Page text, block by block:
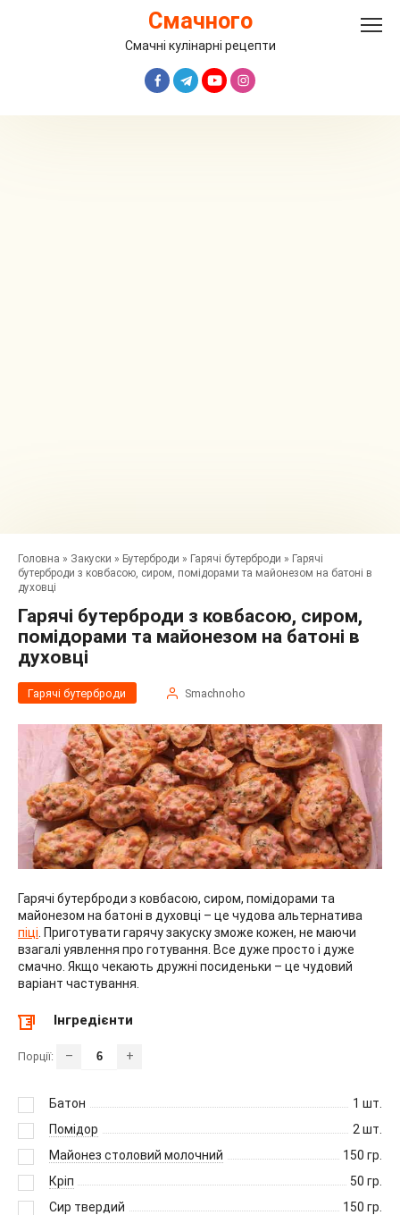
Смачного
Смачні кулінарні рецепти
Головна » Закуски » Бутерброди » Гарячі бутерброди » Гарячі
бутерброди з ковбасою, сиром, помідорами та майонезом на батоні в
духовці
Гарячі бутерброди з ковбасою, сиром,
помідорами та майонезом на батоні в
духовці
Гарячі бутерброди Smachnoho
Гарячі бутерброди з ковбасою, сиром, помідорами та
майонезом на батоні в духовці – це чудова альтернатива
піці . Приготувати гарячу закуску зможе кожен, не маючи
взагалі уявлення про готування. Все дуже просто і дуже
смачно. Якщо чекають дружні посиденьки – це чудовий
варіант частування.
Інгредієнти
Порції: – +
Батон 1 шт.
Помідор
2 шт.
Майонез столовий молочний
150 гр.
Кріп
50 гр.
Сир твердий
150 гр.